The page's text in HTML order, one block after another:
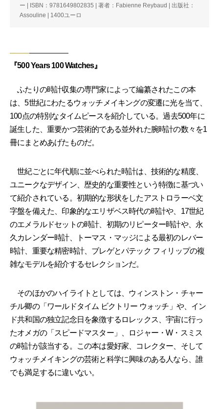
ー | ISBN：9781649802835 | 著者：Fabienne Reybaud | 出版社：
Assouline | 1400ユーロ
『500 Years 100 Watches』
ふたりの時計収集の専門家によって編纂されたこの本
は、5世紀にわたるウォッチメイキングの変遷に光を当て、
100点の特別なタイムピースを紹介している。過去500年に
誕生した、重要かつ芸術的である並外れた腕時計の数々を1
冊にまとめあげたものだ。
世紀ごとに年代順に並べられた時計は、技術的な精度、
ユニークなデザイン、歴史的な重要性という特徴に基づい
て紹介されている。初期的な形状をしたアストロラーベ文
字盤を備えた、印象的なエリザベス時代の時計や、17世紀
のエメラルドセットの時計、初期のリピーター時計や、永
久カレンダー時計、トーマス・マッジによる最初のレバー
時計、重要な精密時計、ブレゲとパテック フィリップの複
雑なモデルを紹介するセレクションだ。
そのほかのハイライトとしては、ウィンストン・チャー
チル卿の「ワールドタイム ビクトリー ウォッチ」や、イン
ド共和国の独立記念日を象徴するロレックス、宇宙に行っ
たオメガの「スピードマスター」、ロジャー・W・スミス
の時計が該当する。この本は愛好家、コレクター、そして
ウォッチメイキングの芸術と科学に興味のある人なら、誰
でも満足するに違いない。